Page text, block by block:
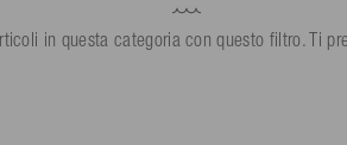
in questa categoria con questo filtro. Ti